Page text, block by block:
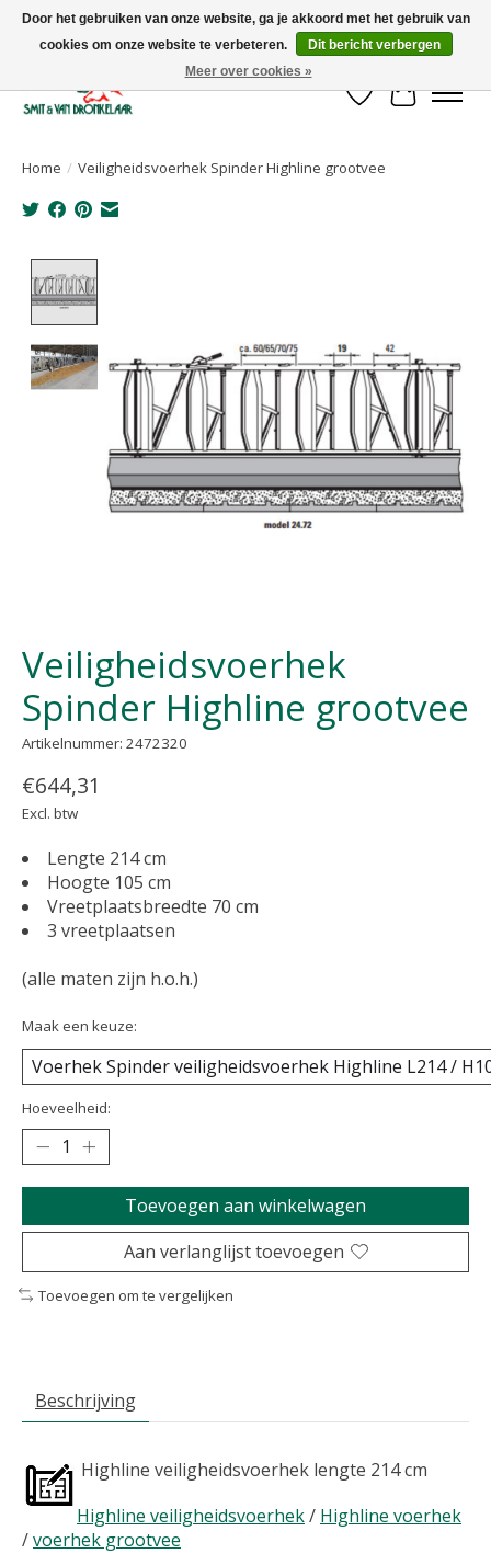
Uw leverancier voor stalinrichtingen en het opruwen van betonvloeren!
Verlanglijst
Home / Veiligheidsvoerhek Spinder Highline grootvee
Veiligheidsvoerhek
Spinder Highline grootvee
Artikelnummer: 2472320
€644,31
Excl. btw
Lengte 214 cm
Hoogte 105 cm
Vreetplaatsbreedte 70 cm
3 vreetplaatsen
(alle maten zijn h.o.h.)
Maak een keuze:
Hoeveelheid:
Toevoegen aan winkelwagen
Aan verlanglijst toevoegen
Toevoegen om te vergelijken
Beschrijving
Highline veiligheidsvoerhek lengte 214 cm
Highline veiligheidsvoerhek/ Highline voerhek
/voerhek grootvee
Door het gebruiken van onze website, ga je akkoord met het gebruik van
cookies om onze website te verbeteren.
Dit bericht verbergen
Meer over cookies »